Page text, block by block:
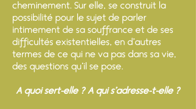
cheminement. Sur elle, se construit la
possibilité pour le sujet de parler
intimement de sa souffrance et de ses
difficultés existentielles, en d’autres
termes de ce qui ne va pas dans sa vie,
des questions qu’il se pose.
A quoi sert-elle ? A qui s’adresse-t-elle ?